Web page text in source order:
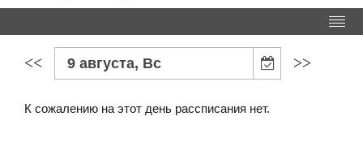
<< 9 августа, Вс >>
К сожалению на этот день рассписания нет.